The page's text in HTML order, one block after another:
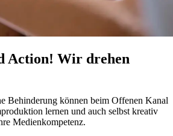
Action! Wir drehen
Behinderung können beim Offenen Kanal
lernen und auch selbst kreativ
Medienkompetenz.